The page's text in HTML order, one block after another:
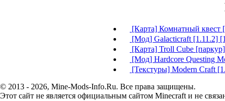
[Карта] Комнатный квест
[Мод] Galacticraft [1.11.2]
[Карта] Troll Cube
[Мод] Hardcore Questing
[Текстуры] Modern Craft
© 2013 - 2026, Mine-Mods-Info.Ru. Все права защищены.
Этот сайт не является официальным сайтом Minecraft и не